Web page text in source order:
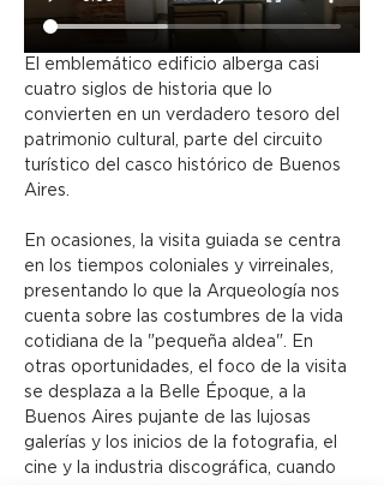
El emblemático edificio alberga casi
cuatro siglos de historia que lo
convierten en un verdadero tesoro del
patrimonio cultural, parte del circuito
turístico del casco histórico de Buenos
Aires.
En ocasiones, la visita guiada se centra
en los tiempos coloniales y virreinales,
presentando lo que la Arqueología nos
cuenta sobre las costumbres de la vida
cotidiana de la "pequeña aldea". En
otras oportunidades, el foco de la visita
se desplaza a la Belle Époque, a la
Buenos Aires pujante de las lujosas
galerías y los inicios de la fotografia, el
cine y la industria discográfica, cuando